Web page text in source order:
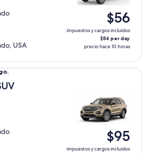
USA
$56
impuestos y cargos incluidos
$56 per day
precio hace 10 horas
$95
impuestos y cargos incluidos
Explorer